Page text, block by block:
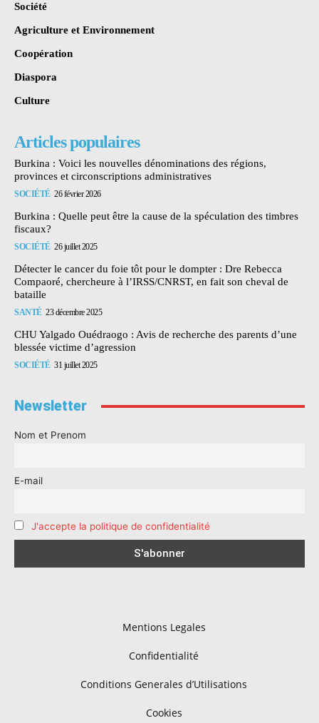
Société
Agriculture et Environnement
Coopération
Diaspora
Culture
Articles populaires
Burkina : Voici les nouvelles dénominations des régions,
provinces et circonscriptions administratives
SOCIÉTÉ 26 février 2026
Burkina : Quelle peut être la cause de la spéculation des timbres
fiscaux?
SOCIÉTÉ 26 juillet 2025
Détecter le cancer du foie tôt pour le dompter : Dre Rebecca
Compaoré, chercheure à l’IRSS/CNRST, en fait son cheval de
bataille
SANTÉ 23 décembre 2025
CHU Yalgado Ouédraogo : Avis de recherche des parents d’une
blessée victime d’agression
SOCIÉTÉ 31 juillet 2025
Newsletter
Nom et Prenom
E-mail
J'accepte la politique de confidentialité
Mentions Legales
Confidentialité
Conditions Generales d’Utilisations
Cookies